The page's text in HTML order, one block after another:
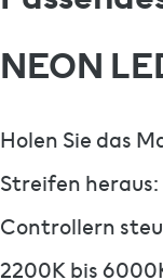
NEON
Holen Sie das
Streifen
Controllern
2200K bis